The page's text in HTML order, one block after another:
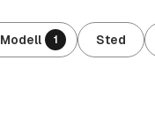
Modell 1 Sted